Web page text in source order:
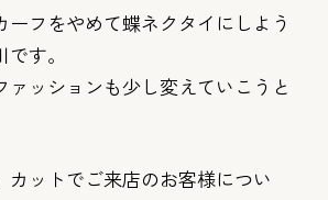
ーフをやめて蝶ネクタイにしよう
です。
ァッションも少し変えていこうと
カットでご来店のお客様につい